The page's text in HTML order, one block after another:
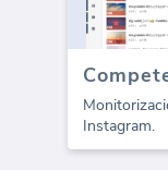
Instagram.